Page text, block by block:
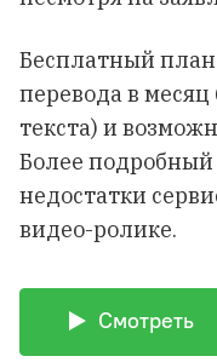
Бесплатный
перевода в месяц
текста) и
Более подробный
недостатки
видео-ролике.
Смотреть